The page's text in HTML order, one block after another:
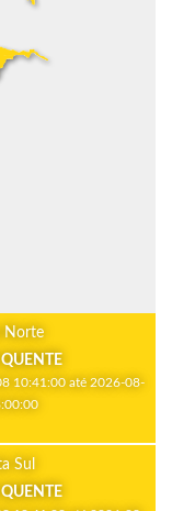
Norte
10:41:00 até 2026-08-
Sul